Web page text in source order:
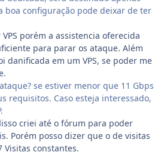
boa configuração pode deixar de ter
porém a assistencia oferecida
para parar os ataque. Além
danificada em um VPS, se poder me
se estiver menor que 11 Gbps
requisitos. Caso esteja interessado,
criei até o fórum para poder
Porém posso dizer que o de visitas
Visitas constantes.